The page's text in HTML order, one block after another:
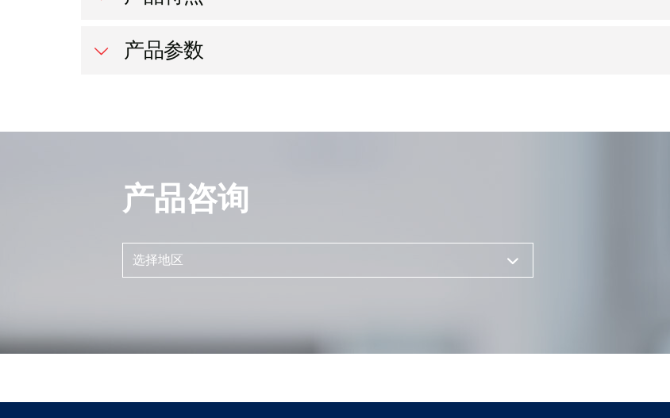
产品参数
产品咨询
选择地区